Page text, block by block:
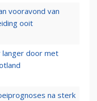
vooravond van
ooit
langer door met
na sterk